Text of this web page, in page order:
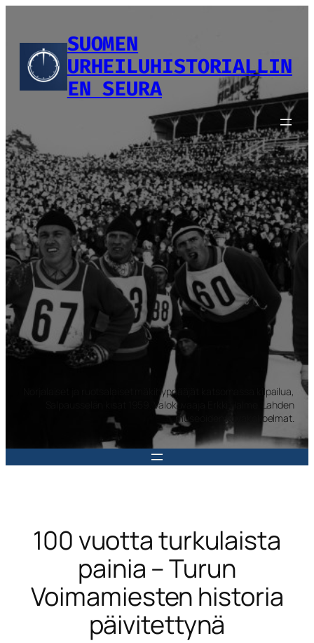
SUOMEN
URHEILUHISTORIALLIN
EN SEURA
Norjalaiset ja ruotsalaiset mäkihyppääjät katsomassa kilpailua,
Salpausselän kisat 1959. Valokuvaaja Erkki Halme. Lahden
museoiden kuvakokoelmat.
100 vuotta turkulaista
painia – Turun
Voimamiesten historia
päivitettynä